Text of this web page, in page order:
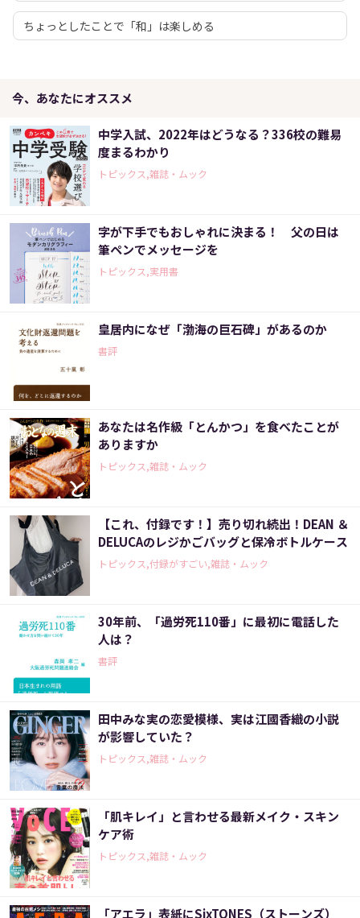
ちょっとしたことで「和」は楽しめる
今、あなたにオススメ
中学入試、2022年はどうなる？336校の難易
度まるわかり
トピックス,雑誌・ムック
字が下手でもおしゃれに決まる！ 父の日は
筆ペンでメッセージを
トピックス,実用書
皇居内になぜ「渤海の巨石碑」があるのか
書評
あなたは名作級「とんかつ」を食べたことが
ありますか
トピックス,雑誌・ムック
【これ、付録です！】売り切れ続出！DEAN ＆
DELUCAのレジかごバッグと保冷ボトルケース
トピックス,付録がすごい,雑誌・ムック
30年前、「過労死110番」に最初に電話した
人は？
書評
田中みな実の恋愛模様、実は江國香織の小説
が影響していた？
トピックス,雑誌・ムック
「肌キレイ」と言わせる最新メイク・スキン
ケア術
トピックス,雑誌・ムック
「アエラ」表紙にSixTONES（ストーンズ）